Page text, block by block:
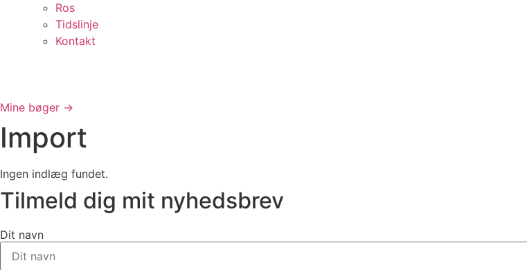
Ros
Tidslinje
Kontakt
Mine bøger ->
Import
Ingen indlæg fundet.
Tilmeld dig mit nyhedsbrev
Dit navn